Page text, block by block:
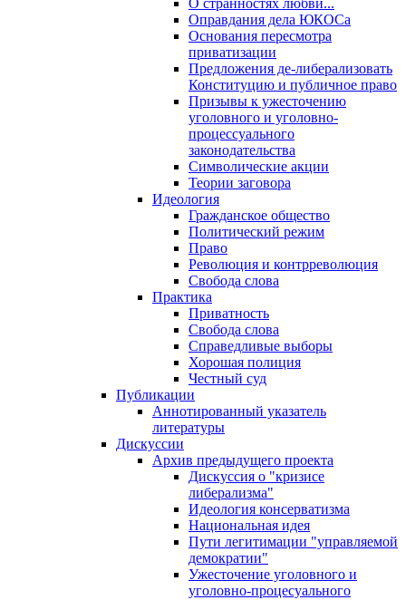
О странностях любви...
Оправдания дела ЮКОСа
Основания пересмотра
приватизации
Предложения де-либерализовать
Конституцию и публичное право
Призывы к ужесточению
уголовного и уголовно-
процессуального
законодательства
Символические акции
Теории заговора
Идеология
Гражданское общество
Политический режим
Право
Революция и контрреволюция
Свобода слова
Практика
Приватность
Свобода слова
Справедливые выборы
Хорошая полиция
Честный суд
Публикации
Аннотированный указатель
литературы
Дискуссии
Архив предыдущего проекта
Дискуссия о "кризисе
либерализма"
Идеология консерватизма
Национальная идея
Пути легитимации "управляемой
демократии"
Ужесточение уголовного и
уголовно-процесуального